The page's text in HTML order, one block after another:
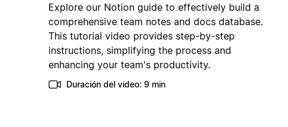
Explore our Notion guide to effectively build a
comprehensive team notes and docs database.
This tutorial video provides step-by-step
instructions, simplifying the process and
enhancing your team's productivity.
Duración del video: 9 min